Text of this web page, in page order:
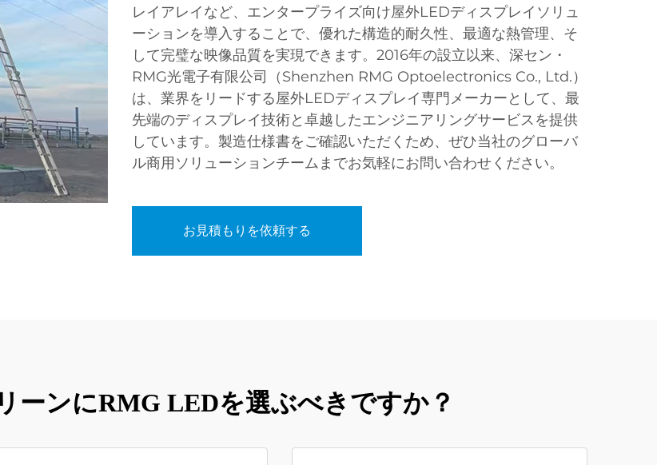
レイアレイなど、エンタープライズ向け屋外LEDディスプレイソリュ
ーションを導入することで、優れた構造的耐久性、最適な熱管理、そ
して完璧な映像品質を実現できます。2016年の設立以来、深セン・
RMG光電子有限公司（Shenzhen RMG Optoelectronics Co., Ltd.）
は、業界をリードする屋外LEDディスプレイ専門メーカーとして、最
先端のディスプレイ技術と卓越したエンジニアリングサービスを提供
しています。製造仕様書をご確認いただくため、ぜひ当社のグローバ
ル商用ソリューションチームまでお気軽にお問い合わせください。
お見積もりを依頼する
ーンにRMG LEDを選ぶべきですか？